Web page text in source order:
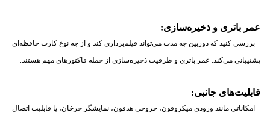
عمر باتری و ذخیره‌سازی:
بررسی کنید که دوربین چه مدت می‌تواند فیلم‌برداری کند و از چه نوع کارت حافظه‌ای
پشتیبانی می‌کند. عمر باتری و ظرفیت ذخیره‌سازی از جمله فاکتورهای مهم هستند.
قابلیت‌های جانبی:
امکاناتی مانند ورودی میکروفون، خروجی هدفون، نمایشگر چرخان، یا قابلیت اتصال